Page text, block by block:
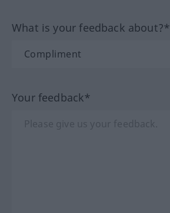
What is your feedback about?*
Your feedback*